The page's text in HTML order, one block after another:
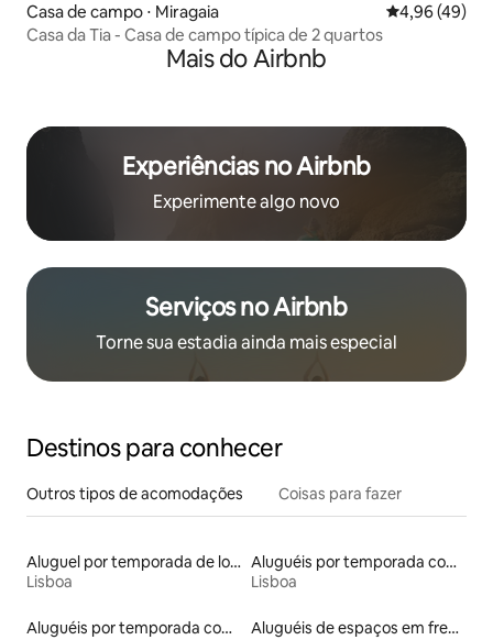
Casa de campo ⋅ Miragaia 4,96 de uma
4,96 (49)
Casa da Tia - Casa de campo típica de 2 quartos
Mais do Airbnb
Experiências no Airbnb
Experimente algo novo
Serviços no Airbnb
Torne sua estadia ainda mais especial
Destinos para conhecer
Outros tipos de acomodações Coisas para fazer
Aluguel por temporada de lofts
Lisboa
Aluguéis por temporada com acesso à praia
Lisboa
Aluguéis por temporada com banheiro para PCD
Aluguéis de espaços em frente à praia